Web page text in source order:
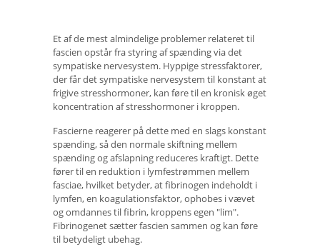
Et af de mest almindelige problemer relateret til
fascien opstår fra styring af spænding via det
sympatiske nervesystem. Hyppige stressfaktorer,
der får det sympatiske nervesystem til konstant at
frigive stresshormoner, kan føre til en kronisk øget
koncentration af stresshormoner i kroppen.
Fascierne reagerer på dette med en slags konstant
spænding, så den normale skiftning mellem
spænding og afslapning reduceres kraftigt. Dette
fører til en reduktion i lymfestrømmen mellem
fasciae, hvilket betyder, at fibrinogen indeholdt i
lymfen, en koagulationsfaktor, ophobes i vævet
og omdannes til fibrin, kroppens egen "lim".
Fibrinogenet sætter fascien sammen og kan føre
til betydeligt ubehag.